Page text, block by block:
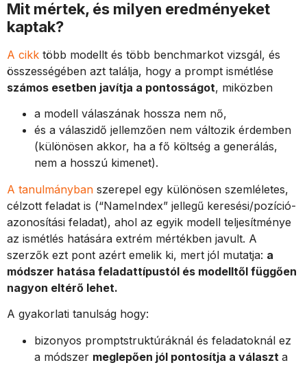
Mit mértek, és milyen eredményeket
kaptak?
A cikk több modellt és több benchmarkot vizsgál, és
összességében azt találja, hogy a prompt ismétlése
számos esetben javítja a pontosságot, miközben
a modell válaszának hossza nem nő,
és a válaszidő jellemzően nem változik érdemben
(különösen akkor, ha a fő költség a generálás,
nem a hosszú kimenet).
A tanulmányban szerepel egy különösen szemléletes,
célzott feladat is (“NameIndex” jellegű keresési/pozíció-
azonosítási feladat), ahol az egyik modell teljesítménye
az ismétlés hatására extrém mértékben javult. A
szerzők ezt pont azért emelik ki, mert jól mutatja: a
módszer hatása feladattípustól és modelltől függően
nagyon eltérő lehet.
A gyakorlati tanulság hogy:
bizonyos promptstruktúráknál és feladatoknál ez
a módszer meglepően jól pontosítja a választ a